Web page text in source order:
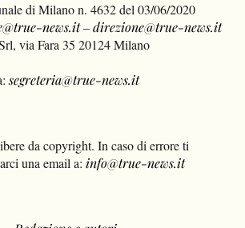
di Milano n. 4632 del 03/06/2020
news.it–direzione@true-news.it
via Fara 35 20124 Milano
segreteria@true-news.it
da copyright. In caso di errore ti
una email a: info@true-news.it